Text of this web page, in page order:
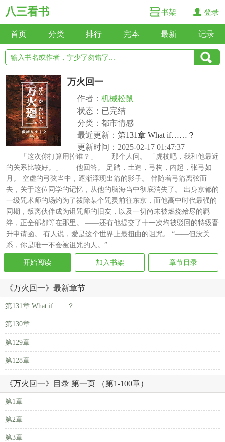
八三看书 书架 登录
首页 分类 排行 完本 最新 记录
万火回一
作者： 机械松鼠
状态：已完结
分类：都市情感
最近更新： 第131章 What if……？
更新时间：2025-02-17 01:47:37
「这次你打算用掉谁？」——那个人问。 「虎杖吧，我和他最近
的关系比较好。」——他回答。 足踏，土造，弓构，内起，张弓如
月。 空虚的弓弦当中，逐渐浮现出箭的影子。 伴随着弓箭离弦而
去，关于这位同学的记忆，从他的脑海当中彻底消失了。 出身京都的
一级咒术师的场灼为了祓除某个咒灵前往东京，而他高中时代最强的
同期，叛离伙伴成为诅咒师的旧友，以及一切尚未被燃烧殆尽的羁
绊，正全部都等在那里。 ——还有他提交了十一次均被驳回的特级晋
升申请函。 有人说，爱是这个世界上最扭曲的诅咒。 “——但没关
系，你是唯一不会被诅咒的人。”
开始阅读 加入书架 章节目录
《万火回一》最新章节
第131章 What if……？
第130章
第129章
第128章
《万火回一》目录 第一页 （第1-100章）
第1章
第2章
第3章